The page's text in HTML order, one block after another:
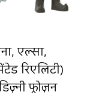
एल्सा,
रिएलिटी)
फ्रोज़न